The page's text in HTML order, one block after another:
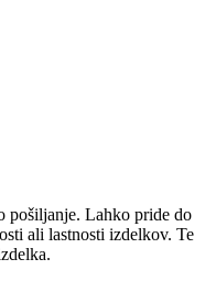
pošiljanje. Lahko pride do
ali lastnosti izdelkov. Te